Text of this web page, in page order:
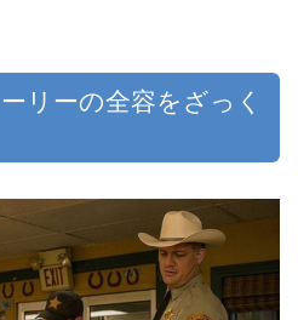
リーの全容をざっく